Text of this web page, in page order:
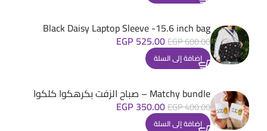
Black Daisy Laptop Sleeve -15.6 inch bag
EGP600.00
EGP 525.00
إضافة إلى السلة
Matchy bundle – صباح الزفت بكرهكوا كلكوا
EGP400.00
EGP 350.00
إضافة إلى السلة